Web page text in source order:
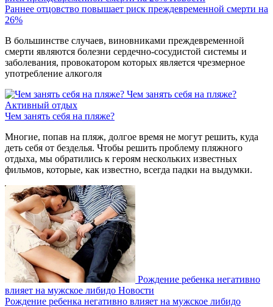
Раннее отцовство повышает риск преждевременной смерти на
26%
В большинстве случаев, виновниками преждевременной
смерти являются болезни сердечно-сосудистой системы и
заболевания, провокатором которых является чрезмерное
употребление алкоголя
Чем занять себя на пляже?
Активный отдых
Чем занять себя на пляже?
Многие, попав на пляж, долгое время не могут решить, куда
деть себя от безделья. Чтобы решить проблему пляжного
отдыха, мы обратились к героям нескольких известных
фильмов, которые, как известно, всегда падки на выдумки.
Рождение ребенка негативно
влияет на мужское либидо Новости
Рождение ребенка негативно влияет на мужское либидо